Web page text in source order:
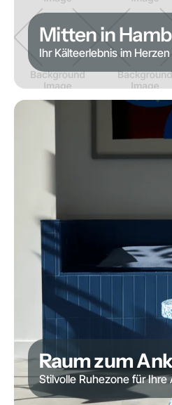
Mitten in
Ihr Kälteerlebnis im
Raum zum
Stilvolle Ruhezone für Ihre